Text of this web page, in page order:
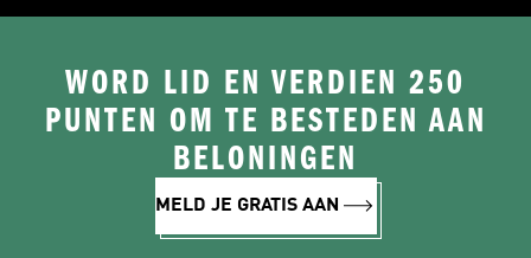
WORD LID EN VERDIEN 250
PUNTEN OM TE BESTEDEN AAN
BELONINGEN
MELD JE GRATIS AAN